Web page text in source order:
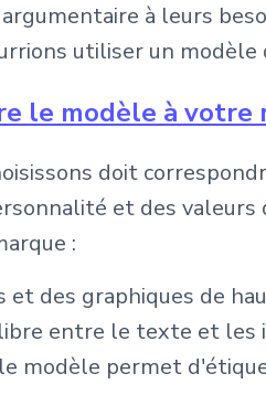
à leurs
utiliser un
le modèle à votre
doit
et des valeurs
:
et des graphiques de
entre le texte et
modèle permet